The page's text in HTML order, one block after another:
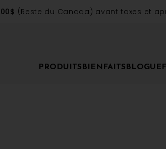
(Reste du Canada) avant taxes et
PRODUITS BIENFAITS BLOGUE